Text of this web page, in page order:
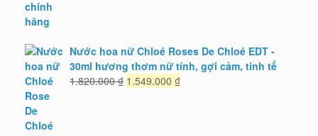
Nước hoa nữ Chloé Roses De Chloé EDT -
30ml hương thơm nữ tính, gợi cảm, tinh tế
1.820.000₫ Giá
1.549.000 ₫Giá